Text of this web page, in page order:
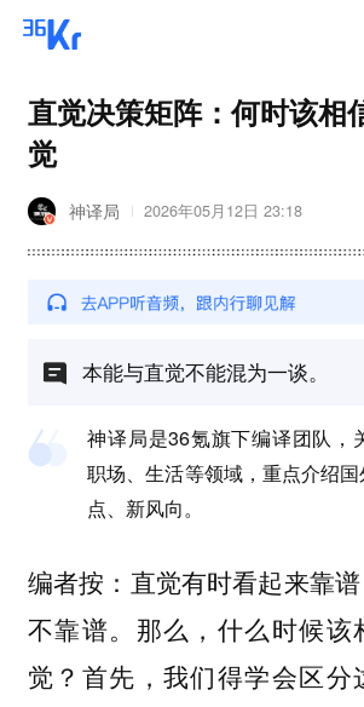
直觉决策矩阵：何时该相
觉
神译局 2026年05月12日 23:18
本能与直觉不能混为一谈。
神译局是36氪旗下编译团队，
职场、生活等领域，重点介绍
点、新风向。
编者按：直觉有时看起来靠
不靠谱。那么，什么时候该
觉？首先，我们得学会区分